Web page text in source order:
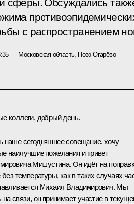
сферы. Обсуждались
с распространением
Московская область, Ново-Огарёво
коллеги, добрый день.
наше сегодняшнее совещание, хочу
наилучшие пожелания и привет
Мишустина. Он идёт на
температуры, как в таких случаях
Михаил Владимирович. Мы
связи, он принимает участие в